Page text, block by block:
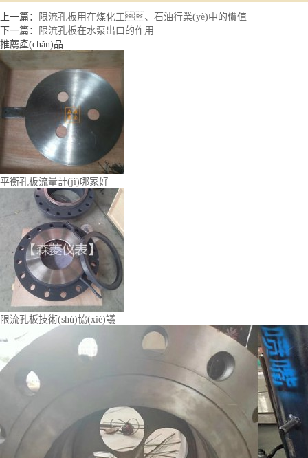
上一篇：
限流孔板用在煤化工、石油行業(yè)中的價值
下一篇：
限流孔板在水泵出口的作用
推薦產(chǎn)品
平衡孔板流量計(jì)哪家好
限流孔板技術(shù)協(xié)議